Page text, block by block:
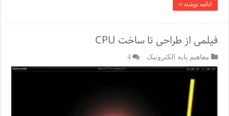
ادامه نوشته »
فیلمی از طراحی تا ساخت CPU
مفاهیم پایه الکترونیک 4